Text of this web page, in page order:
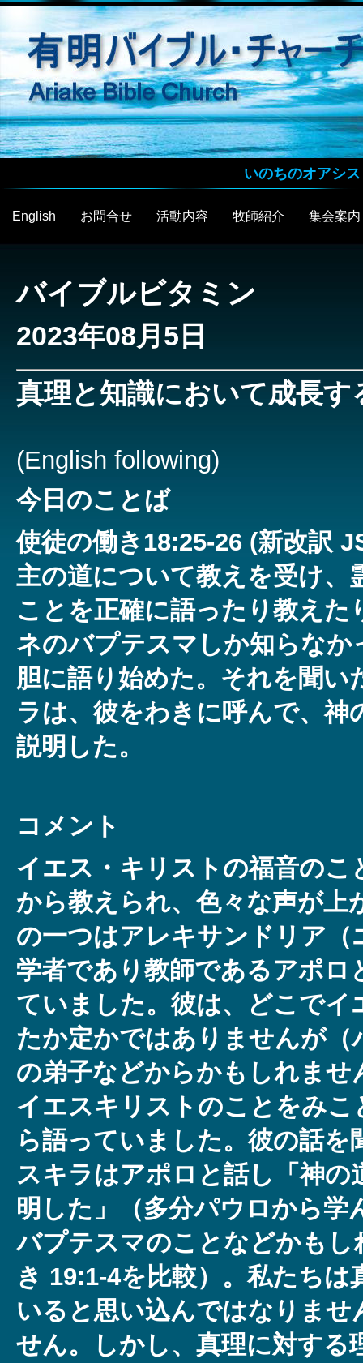
いのちのオアシス
English お問合せ 活動内容 牧師紹介 集会案内
バイブルビタミン
2023年08月5日
真理と知識において成長す
(English following)
今日のことば
使徒の働き18:25-26 (新改訳
主の道について教えを受け、
ことを正確に語ったり教えた
ネのバプテスマしか知らなか
胆に語り始めた。それを聞い
ラは、彼をわきに呼んで、神
説明した。
コメント
イエス・キリストの福音のこ
から教えられ、色々な声が上
の一つはアレキサンドリア（
学者であり教師であるアポロ
ていました。彼は、どこでイ
たか定かではありませんが
の弟子などからかもしれませ
イエスキリストのことをみこ
ら語っていました。彼の話
スキラはアポロと話し「神の
明した」（多分パウロから学
バプテスマのことなどかもし
き 19:1-4を比較）。私たちは
いると思い込んではなりませ
せん。しかし、真理に対する